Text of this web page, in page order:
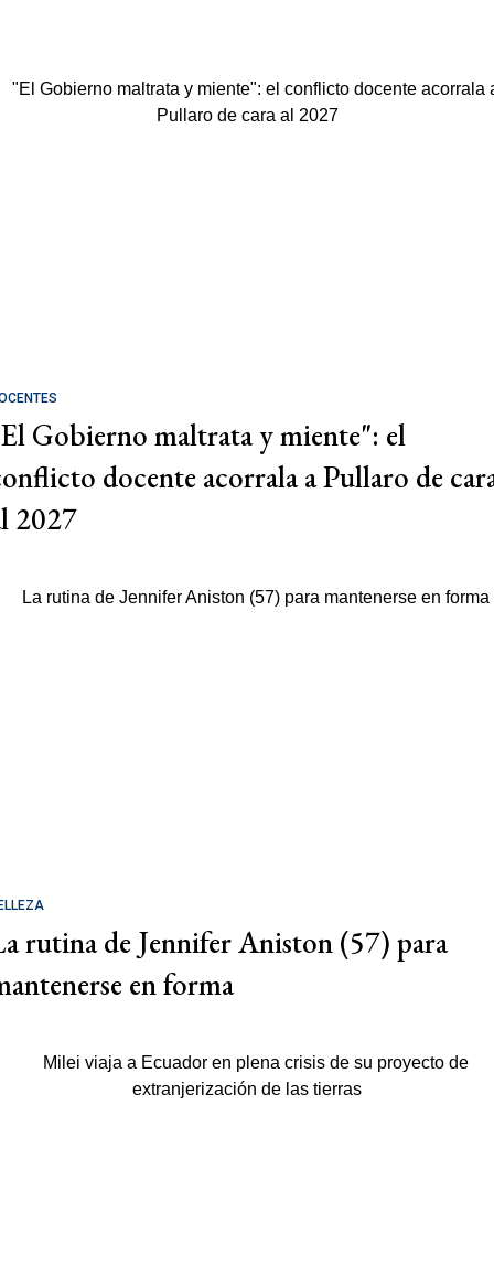
Gobierno maltrata y miente": el
docente acorrala a Pullaro de
2027
rutina de Jennifer Aniston (57) para
en forma